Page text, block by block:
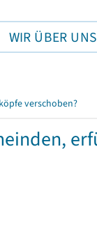
WIR ÜBER UNS
verschoben?